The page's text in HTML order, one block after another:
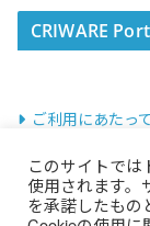
CRIWARE
ご利用にあたって
このサイトでは
使用されます。
を承諾したもの